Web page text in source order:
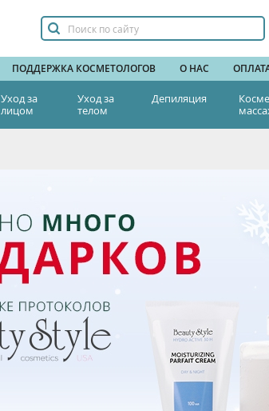
ПОДДЕРЖКА КОСМЕТОЛОГОВ О НАС
Уход за
лицом
Уход за
телом
Депиляция